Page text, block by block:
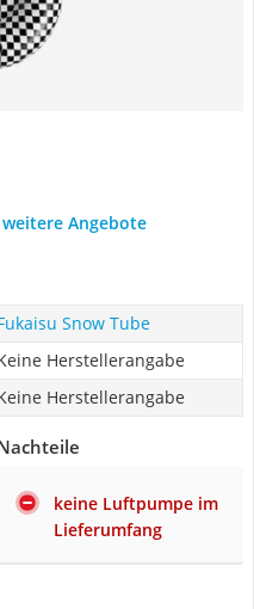
Angebote
Snow Tube
Herstellerangabe
Herstellerangabe
keine Luftpumpe im
Lieferumfang